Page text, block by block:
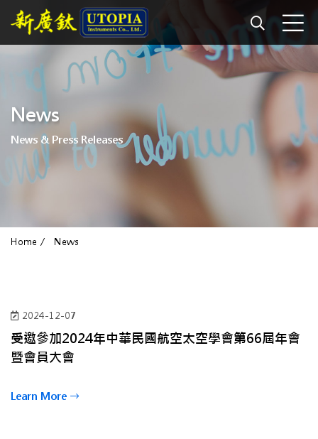
News
News & Press Releases
Home News
2024-12-07
受邀參加2024年中華民國航空太空學會第66屆年會
暨會員大會
Learn More